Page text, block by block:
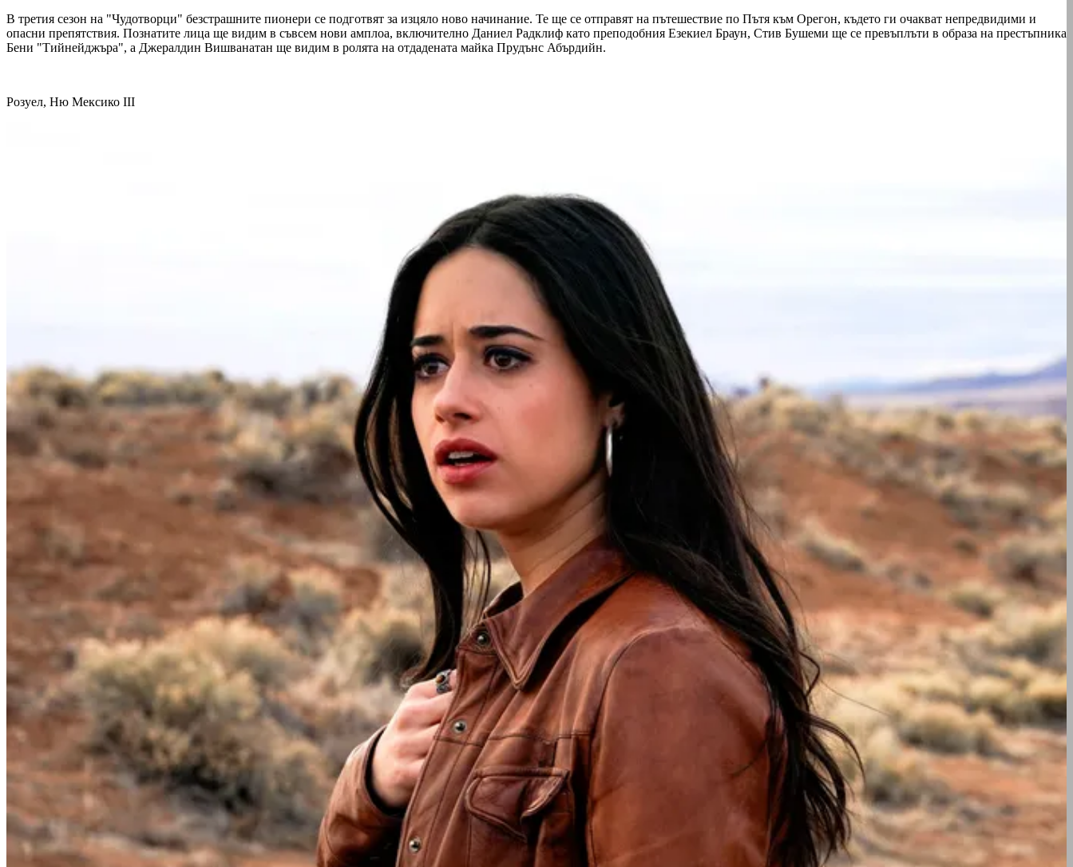
В третия сезон на "Чудотворци" безстрашните пионери се подготвят за изцяло ново начинание. Те ще се отправят на пътешествие по Пътя към Орегон, където ги очакват непредвидими и
опасни препятствия. Познатите лица ще видим в съвсем нови амплоа, включително Даниел Радклиф като преподобния Езекиел Браун, Стив Бушеми ще се превъплъти в образа на престъпника
Бени "Тийнейджъра", а Джералдин Вишванатан ще видим в ролята на отдадената майка Прудънс Абърдийн.
Розуел, Ню Мексико ІІІ